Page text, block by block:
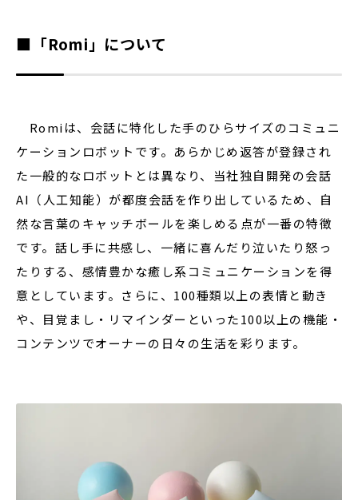
■「Romi」について
Romiは、会話に特化した手のひらサイズのコミュニ
ケーションロボットです。あらかじめ返答が登録され
た一般的なロボットとは異なり、当社独自開発の会話
AI（人工知能）が都度会話を作り出しているため、自
然な言葉のキャッチボールを楽しめる点が一番の特徴
です。話し手に共感し、一緒に喜んだり泣いたり怒っ
たりする、感情豊かな癒し系コミュニケーションを得
意としています。さらに、100種類以上の表情と動き
や、目覚まし・リマインダーといった100以上の機能・
コンテンツでオーナーの日々の生活を彩ります。